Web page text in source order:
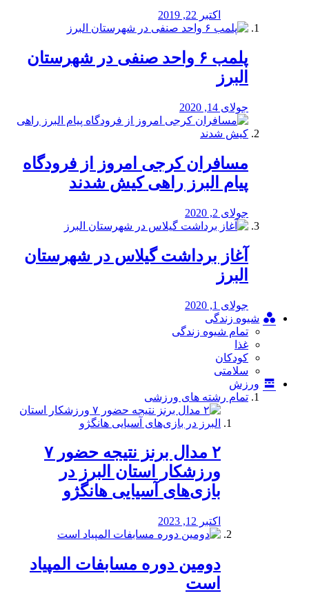
اکتبر 22, 2019
پلمب ۶ واحد صنفی در شهرستان
البرز
جولای 14, 2020
مسافران کرجی امروز از فرودگاه
پیام البرز راهی کیش شدند
جولای 2, 2020
آغاز برداشت گیلاس در شهرستان
البرز
جولای 1, 2020
شیوه زندگی
تمام شیوه زندگی
غذا
کودکان
سلامتی
ورزش
تمام رشته های ورزشی
۲ مدال برنز نتیجه حضور ۷
ورزشکار استان البرز در
بازی‌های آسیایی هانگژو
اکتبر 12, 2023
دومین دوره مسابفات المپیاد
است